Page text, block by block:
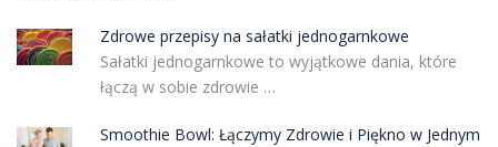
Zdrowe przepisy na sałatki jednogarnkowe
Sałatki jednogarnkowe to wyjątkowe dania, które
łączą w sobie zdrowie …
Smoothie Bowl: Łączymy Zdrowie i Piękno w Jednym